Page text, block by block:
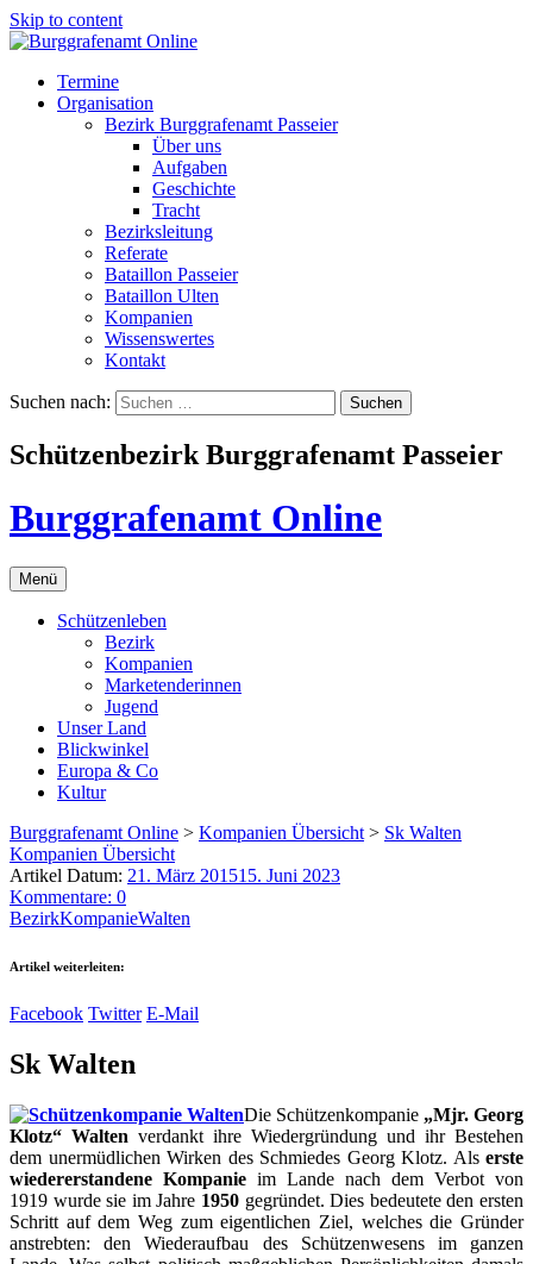
Skip to content
Termine
Organisation
Bezirk Burggrafenamt Passeier
Über uns
Aufgaben
Geschichte
Tracht
Bezirksleitung
Referate
Bataillon Passeier
Bataillon Ulten
Kompanien
Wissenswertes
Kontakt
Suchen nach:
Schützenbezirk Burggrafenamt Passeier
Burggrafenamt Online
Menü
Schützenleben
Bezirk
Kompanien
Marketenderinnen
Jugend
Unser Land
Blickwinkel
Europa & Co
Kultur
Burggrafenamt Online > Kompanien Übersicht > Sk Walten
Kompanien Übersicht
Artikel Datum: 21. März 201515. Juni 2023
Kommentare: 0
BezirkKompanieWalten
Artikel weiterleiten:
Facebook Twitter E-Mail
Sk Walten
Die Schützenkompanie „Mjr. Georg
Klotz“ Walten verdankt ihre Wiedergründung und ihr Bestehen
dem unermüdlichen Wirken des Schmiedes Georg Klotz. Als erste
wiedererstandene Kompanie im Lande nach dem Verbot von
1919 wurde sie im Jahre 1950 gegründet. Dies bedeutete den ersten
Schritt auf dem Weg zum eigentlichen Ziel, welches die Gründer
anstrebten: den Wiederaufbau des Schützenwesens im ganzen